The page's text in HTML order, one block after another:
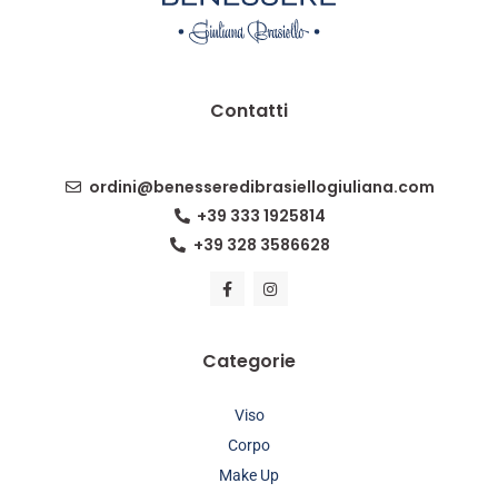
Contatti
ordini@benesseredibrasiellogiuliana.com
+39 333 1925814
+39 328 3586628
Categorie
Viso
Corpo
Make Up